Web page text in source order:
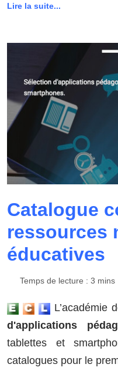
Lire la suite...
Catalogue
ressources
éducatives
Temps de lecture : 3 mins
L’académie
d'applications
tablettes et
catalogues pour le